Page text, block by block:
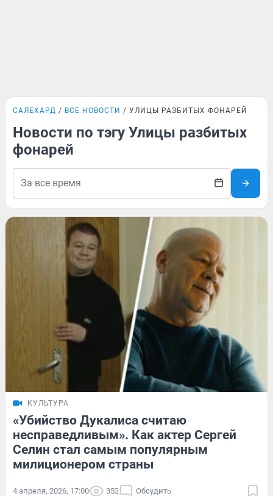
САЛЕХАРД ВСЕ НОВОСТИ УЛИЦЫ РАЗБИТЫХ ФОНАРЕЙ
Новости по тэгу Улицы разбитых
фонарей
КУЛЬТУРА
«Убийство Дукалиса считаю
несправедливым». Как актер Сергей
Селин стал самым популярным
милиционером страны
4 апреля, 2026, 17:00 352 Обсудить